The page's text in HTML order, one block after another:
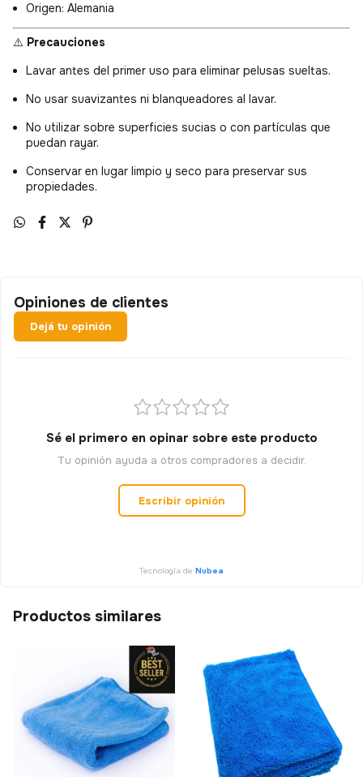
Origen: Alemania
⚠️ Precauciones
Lavar antes del primer uso para eliminar pelusas sueltas.
No usar suavizantes ni blanqueadores al lavar.
No utilizar sobre superficies sucias o con partículas que
puedan rayar.
Conservar en lugar limpio y seco para preservar sus
propiedades.
Opiniones de clientes
Dejá tu opinión
Sé el primero en opinar sobre este producto
Tu opinión ayuda a otros compradores a decidir.
Escribir opinión
Tecnología de Nubea
Productos similares